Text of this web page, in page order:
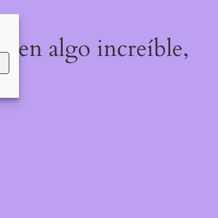
en algo increíble,